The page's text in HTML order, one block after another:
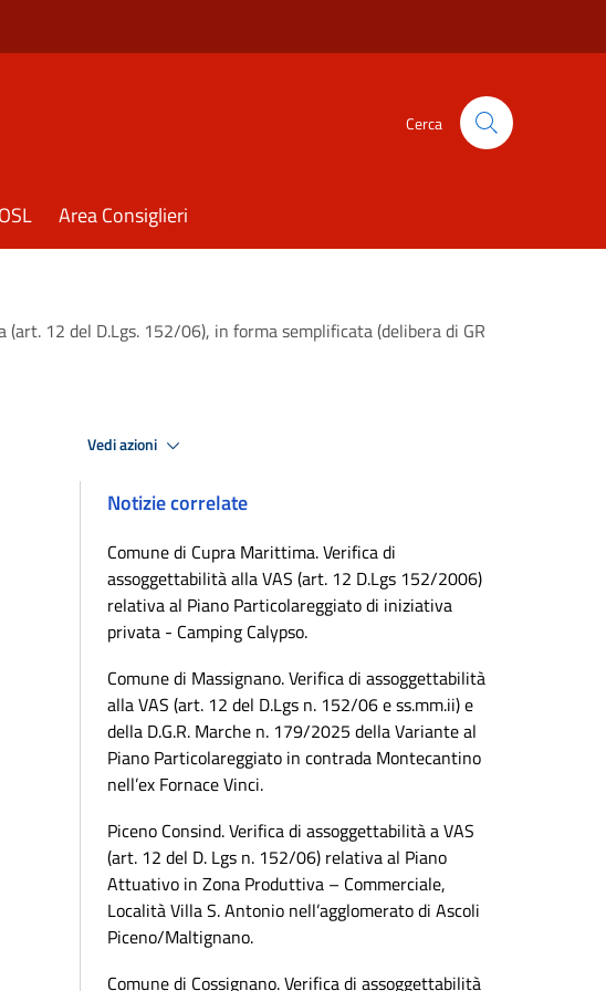
Cerca
OSL Area Consiglieri
12 del D.Lgs. 152/06), in forma semplificata (delibera di GR
Vedi azioni
Notizie correlate
Comune di Cupra Marittima. Verifica di
assoggettabilità alla VAS (art. 12 D.Lgs 152/2006)
relativa al Piano Particolareggiato di iniziativa
privata - Camping Calypso.
Comune di Massignano. Verifica di assoggettabilità
alla VAS (art. 12 del D.Lgs n. 152/06 e ss.mm.ii) e
della D.G.R. Marche n. 179/2025 della Variante al
Piano Particolareggiato in contrada Montecantino
nell’ex Fornace Vinci.
Piceno Consind. Verifica di assoggettabilità a VAS
(art. 12 del D. Lgs n. 152/06) relativa al Piano
Attuativo in Zona Produttiva – Commerciale,
Località Villa S. Antonio nell’agglomerato di Ascoli
Piceno/Maltignano.
Comune di Cossignano. Verifica di assoggettabilità